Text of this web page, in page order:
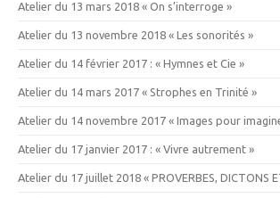
Atelier du 13 mars 2018 « On s’interroge »
Atelier du 13 novembre 2018 « Les sonorités »
Atelier du 14 février 2017 : « Hymnes et Cie »
Atelier du 14 mars 2017 « Strophes en Trinité »
Atelier du 14 novembre 2017 « Images pour
Atelier du 17 janvier 2017 : « Vivre autrement »
Atelier du 17 juillet 2018 « PROVERBES, DICTONS